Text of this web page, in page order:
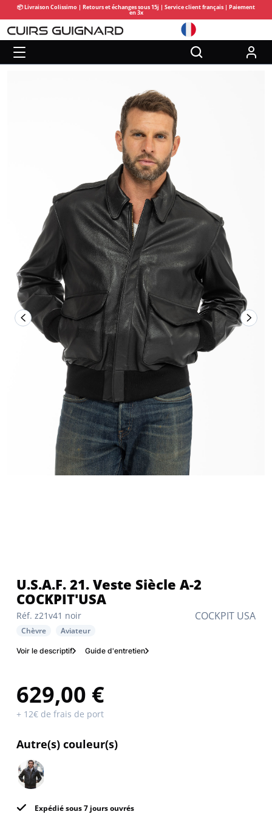
📦 Livraison Colissimo | Retours et échanges sous 15j | Service client français | Paiement
en 3x
COCKPIT USA
Réf. z21v41 noir
U.S.A.F. 21. Veste Siècle A-2
COCKPIT'USA
Chèvre Aviateur
Voir le descriptif Guide d'entretien
629,00 €
+ 12€ de frais de port
Autre(s) couleur(s)
Expédié sous 7 jours ouvrés